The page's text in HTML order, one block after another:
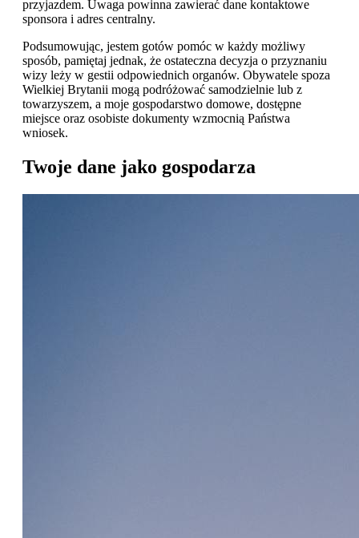
przyjazdem. Uwaga powinna zawierać dane kontaktowe
sponsora i adres centralny.
Podsumowując, jestem gotów pomóc w każdy możliwy
sposób, pamiętaj jednak, że ostateczna decyzja o przyznaniu
wizy leży w gestii odpowiednich organów. Obywatele spoza
Wielkiej Brytanii mogą podróżować samodzielnie lub z
towarzyszem, a moje gospodarstwo domowe, dostępne
miejsce oraz osobiste dokumenty wzmocnią Państwa
wniosek.
Twoje dane jako gospodarza